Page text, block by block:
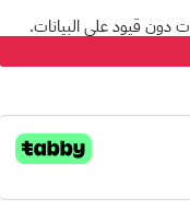
دون قيود على البيانات.